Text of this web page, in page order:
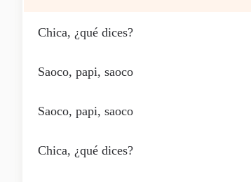
Chica, ¿qué dices?
Saoco, papi, saoco
Saoco, papi, saoco
Chica, ¿qué dices?